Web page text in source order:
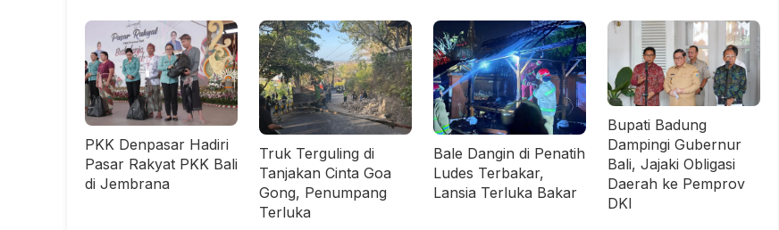
PKK Denpasar Hadiri
Pasar Rakyat PKK Bali
di Jembrana
Truk Terguling di
Tanjakan Cinta Goa
Gong, Penumpang
Terluka
Bale Dangin di Penatih
Ludes Terbakar,
Lansia Terluka Bakar
Bupati Badung
Dampingi Gubernur
Bali, Jajaki Obligasi
Daerah ke Pemprov
DKI